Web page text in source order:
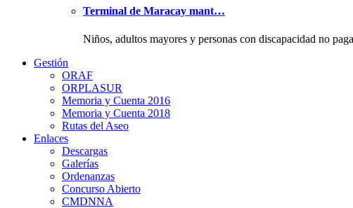
Terminal de Maracay mant…
Niños, adultos mayores y personas con discapacidad no
Gestión
ORAF
ORPLASUR
Memoria y Cuenta 2016
Memoria y Cuenta 2018
Rutas del Aseo
Enlaces
Descargas
Galerías
Ordenanzas
Concurso Abierto
CMDNNA